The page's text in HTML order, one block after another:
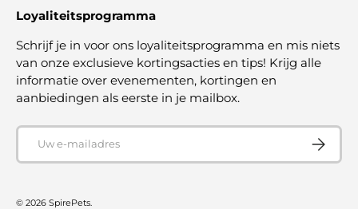
Loyaliteitsprogramma
Schrijf je in voor ons loyaliteitsprogramma en mis niets
van onze exclusieve kortingsacties en tips! Krijg alle
informatie over evenementen, kortingen en
aanbiedingen als eerste in je mailbox.
E-mailadres
© 2026 SpirePets